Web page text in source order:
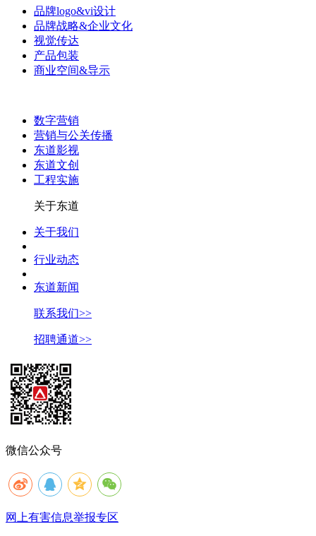
品牌logo&vi设计
品牌战略&企业文化
视觉传达
产品包装
商业空间&导示
数字营销
营销与公关传播
东道影视
东道文创
工程实施
关于东道
关于我们
行业动态
东道新闻
联系我们>>
招聘通道>>
微信公众号
网上有害信息举报专区